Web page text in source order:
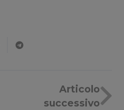
Articolo
successivo